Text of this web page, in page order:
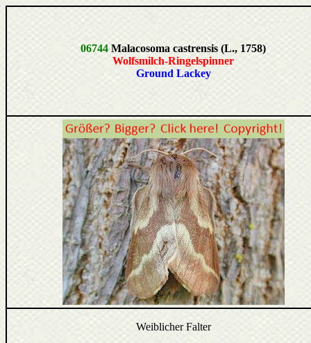
06744 Malacosoma castrensis (L., 1758)
Wolfsmilch-Ringelspinner
Ground Lackey
Weiblicher Falter